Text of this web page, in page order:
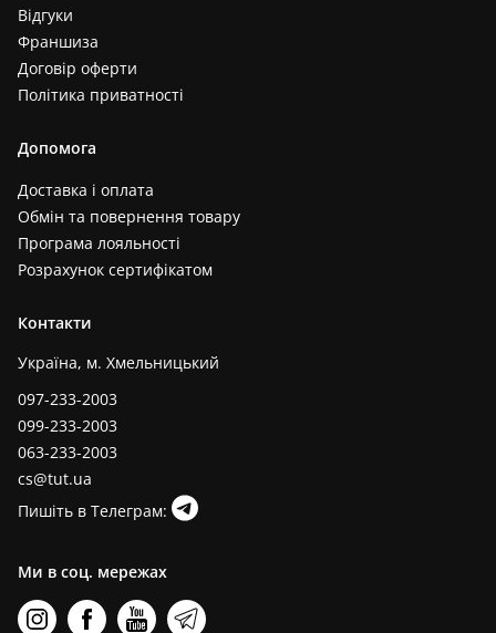
Відгуки
Франшиза
Договір оферти
Політика приватності
Допомога
Доставка і оплата
Обмін та повернення товару
Програма лояльності
Розрахунок сертифікатом
Контакти
Україна, м. Хмельницький
097-233-2003
099-233-2003
063-233-2003
cs@tut.ua
Пишіть в Телеграм:
Ми в соц. мережах